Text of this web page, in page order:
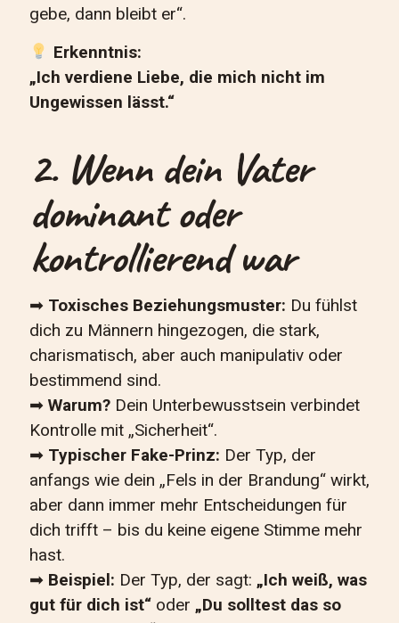
gebe, dann bleibt er“.
Erkenntnis:
„Ich verdiene Liebe, die mich nicht im
Ungewissen lässt.“
2. Wenn dein Vater
dominant oder
kontrollierend war
➡ Toxisches Beziehungsmuster: Du fühlst
dich zu Männern hingezogen, die stark,
charismatisch, aber auch manipulativ oder
bestimmend sind.
➡ Warum? Dein Unterbewusstsein verbindet
Kontrolle mit „Sicherheit“.
➡ Typischer Fake-Prinz: Der Typ, der
anfangs wie dein „Fels in der Brandung“ wirkt,
aber dann immer mehr Entscheidungen für
dich trifft – bis du keine eigene Stimme mehr
hast.
➡ Beispiel: Der Typ, der sagt: „Ich weiß, was
gut für dich ist“ oder „Du solltest das so